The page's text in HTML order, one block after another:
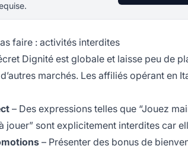
faire : activités interdites
Dignité est globale et laisse peu de
marchés. Les affiliés opérant en
– Des expressions telles que “Jouez
jouer” sont explicitement interdites car
– Présenter des bonus de